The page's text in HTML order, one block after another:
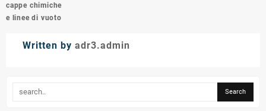
cappe chimiche
e linee di vuoto
Written by adr3.admin